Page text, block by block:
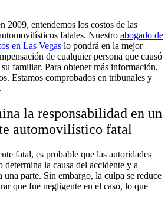
2009, entendemos los costos de las
fatales. Nuestro abogado de
en Las Vegas lo pondrá en la mejor
de cualquier persona que causó
familiar. Para obtener más información,
Estamos comprobados en tribunales y
la responsabilidad en un
automovilístico fatal
fatal, es probable que las autoridades
determina la causa del accidente y a
una parte. Sin embargo, la culpa se reduce
que fue negligente en el caso, lo que